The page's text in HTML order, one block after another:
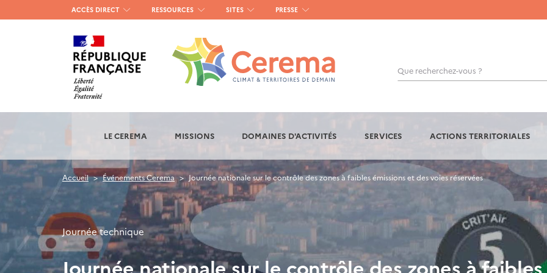
Menu
haut
gauche
ACCÈS DIRECT RESSOURCES SITES PRESSE
Que recherchez-vous ?
OK
LE CEREMA MISSIONS DOMAINES D'ACTIVITÉS SERVICES ACTIONS TERRITORIALES
Accueil Événements Cerema Journée nationale sur le contrôle des zones à faibles émissions et des voies réservées
Journée technique
Journée nationale sur le contrôle des zones à